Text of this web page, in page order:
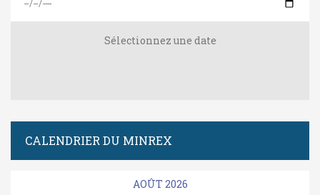
Sélectionnez une date
CALENDRIER DU MINREX
AOÛT 2026